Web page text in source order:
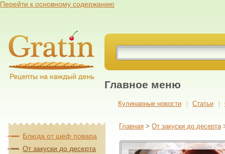
Перейти к основному содержанию
Главное меню
Кулинарные новости Cтатьи
Главная > От закуски до десерта
Блюда от шеф повара
От закуски до десерта